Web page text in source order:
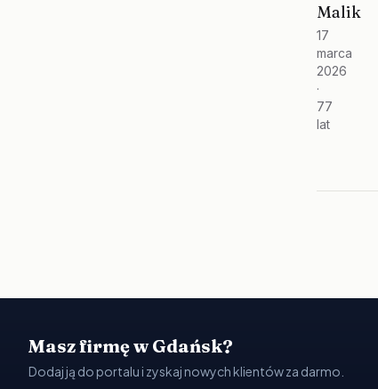
Malik
17
marca
2026
·
77
lat
Masz firmę w Gdańsk?
Dodaj ją do portalu i zyskaj nowych klientów za darmo.